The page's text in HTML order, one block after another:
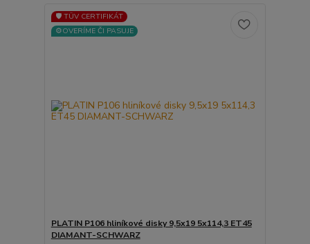
🛡️ TÜV CERTIFIKÁT
⚙️OVERÍME ČI PASUJE
PLATIN P106 hliníkové disky 9,5x19 5x114,3 ET45
DIAMANT-SCHWARZ